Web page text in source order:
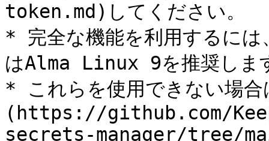
token.md)してください。
* 完全な機能を利用するに
はAlma Linux 9を推奨しま
* これらを使用できない場
(https://github.com/
secrets-manager/tree/